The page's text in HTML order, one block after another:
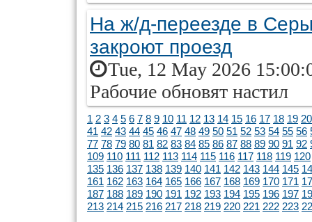
На ж/д-переезде в
закроют проезд
Tue, 12 May 2026
Рабочие обновят настил
1 2 3 4 5 6 7 8 9 10 11 12 13 14 15 16 17 18 19 20
41 42 43 44 45 46 47 48 49 50 51 52 53 54 55 56
77 78 79 80 81 82 83 84 85 86 87 88 89 90 91 92
109 110 111 112 113 114 115 116 117 118 119 120
135 136 137 138 139 140 141 142 143 144 145
161 162 163 164 165 166 167 168 169 170 171
187 188 189 190 191 192 193 194 195 196 197
213 214 215 216 217 218 219 220 221 222 223